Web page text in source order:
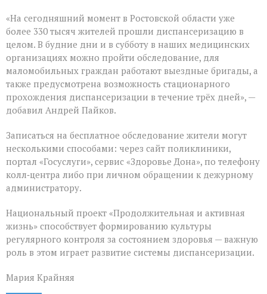
«На сегодняшний момент в Ростовской области уже
более 330 тысяч жителей прошли диспансеризацию в
целом. В будние дни и в субботу в наших медицинских
организациях можно пройти обследование, для
маломобильных граждан работают выездные бригады, а
также предусмотрена возможность стационарного
прохождения диспансеризации в течение трёх дней», —
добавил Андрей Пайков.
Записаться на бесплатное обследование жители могут
несколькими способами: через сайт поликлиники,
портал «Госуслуги», сервис «Здоровье Дона», по телефону
колл‑центра либо при личном обращении к дежурному
администратору.
Национальный проект «Продолжительная и активная
жизнь» способствует формированию культуры
регулярного контроля за состоянием здоровья — важную
роль в этом играет развитие системы диспансеризации.
Мария Крайняя